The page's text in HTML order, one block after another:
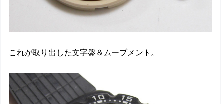
これが取り出した文字盤＆ムーブメント。